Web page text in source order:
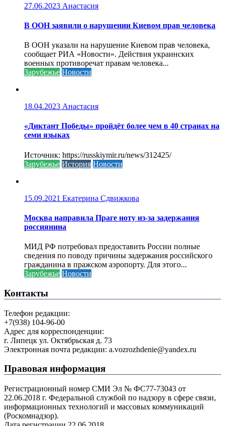
27.06.2023 Анастасия
В ООН заявили о нарушении Киевом прав человека
В ООН указали на нарушение Киевом прав человека,
сообщает РИА «Новости». Действия украинских
военных противоречат правам человека...
Зарубежье Новости
18.04.2023 Анастасия
«Диктант Победы» пройдёт более чем в 40 странах на
семи языках
Источник: https://russkiymir.ru/news/312425/
Зарубежье История Новости
15.09.2021 Екатерина Сдвижкова
Москва направила Праге ноту из-за задержания
россиянина
МИД РФ потребовал предоставить России полные
сведения по поводу причины задержания российского
гражданина в пражском аэропорту. Для этого...
Зарубежье Новости
Контакты
Телефон редакции:
+7(938) 104-96-00
Адрес для корреспонденции:
г. Липецк ул. Октябрьская д. 73
Электронная почта редакции: a.vozrozhdenie@yandex.ru
Правовая информация
Регистрационный номер СМИ Эл № ФС77-73043 от
22.06.2018 г. Федеральной службой по надзору в сфере связи,
информационных технологий и массовых коммуникаций
(Роскомнадзор).